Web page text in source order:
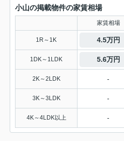
小山の掲載物件の家賃相場
家賃相場
1R～1K 4.5万円
1DK～1LDK 5.6万円
2K～2LDK -
3K～3LDK -
4K～4LDK以上 -